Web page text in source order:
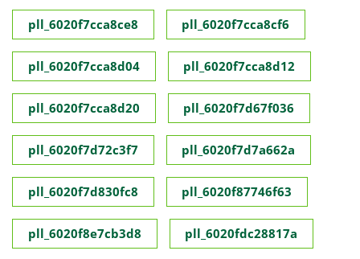
pll_6020f7cca8ce8 pll_6020f7cca8cf6
pll_6020f7cca8d04 pll_6020f7cca8d12
pll_6020f7cca8d20 pll_6020f7d67f036
pll_6020f7d72c3f7 pll_6020f7d7a662a
pll_6020f7d830fc8 pll_6020f87746f63
pll_6020f8e7cb3d8 pll_6020fdc28817a